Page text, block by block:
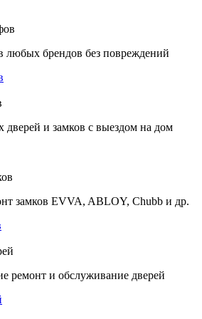
любых брендов без повреждений
дверей и замков с выездом на дом
замков EVVA, ABLOY, Chubb и др.
ремонт и обслуживание дверей